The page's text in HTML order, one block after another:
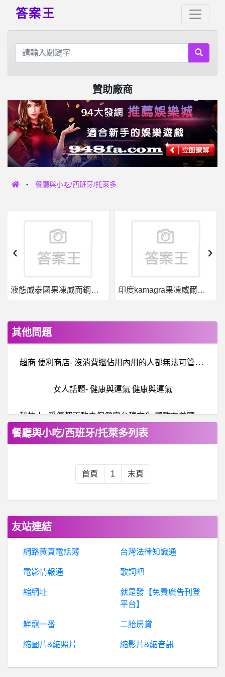
答案王
贊助廠商
餐廳與小吃/西班牙/托萊多
液態威泰國果凍威而鋼哪裡買 印度kamagra果凍威爾剛用於治療男性勃起功能障礙
‹ ›
其他問題
超
商 便利商店- 沒消費還佔用內用的人都無法可管？ 沒消費還佔用內用的人都無法可管？
女人話題- 健康與運氣 健康與運氣
科
技人- 受傷都不敢去保健室台積文化 還敢在美國 受傷都不敢去保健室台積文化 還敢在美國
棒球- 讓大谷繼續二刀流對於投手調度是好是壞?
工作職場- 文組想換跑道 推薦職訓局嗎？
餐廳與小吃/西班牙/托萊多列表
首頁 1 末頁
友站連結
網路黃頁電話簿 台灣法律知識通
電影情報通 歌詞吧
縮網址
就是發【免費廣告刊登
平台】
鮮寵一番 二胎房貸
縮圖片&縮照片 縮影片&縮音訊